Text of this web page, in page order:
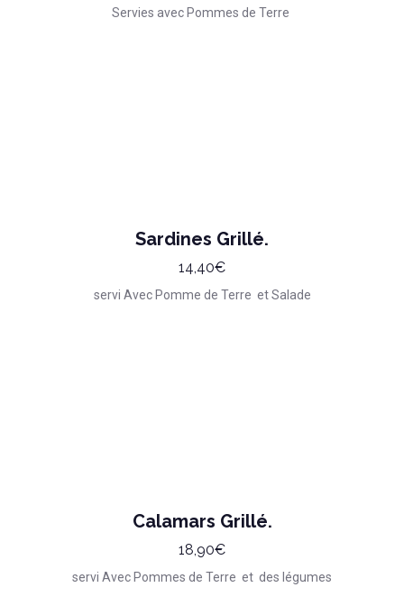
Servies avec Pommes de Terre
Sardines Grillé.
14,40€
servi Avec Pomme de Terre et Salade
Calamars Grillé.
18,90€
servi Avec Pommes de Terre et des légumes